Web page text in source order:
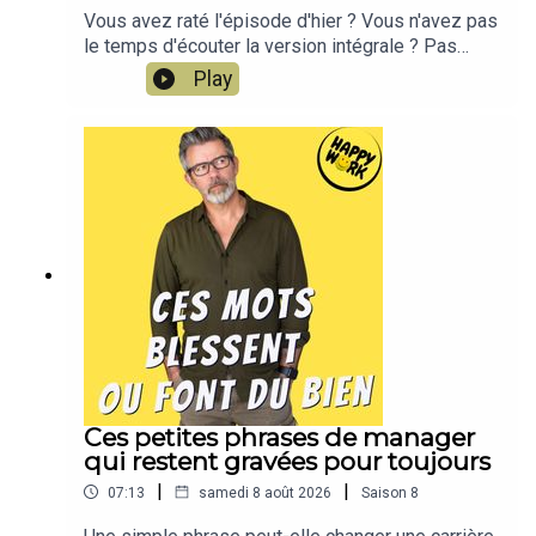
Vous avez raté l'épisode d'hier ? Vous n'avez pas
le temps d'écouter la version intégrale ? Pas
d'inquiétude, Happy Work LE RÉSUMÉ est là !!!En
moins de 2 minutes, l'épisode d'hier est résumé
!!!!NOUVEAU : retrouvez moi sur WhatsApp sur la
chaîne Happy Work... pas de spam, c'est gratuit et
il n'y a que du feelgood !!! :
https://whatsapp.com/channel/0029VbBSSbM6B
IEm0yskHH2gEt pour retrouver tous mes
contenus, tests, articles, vidéos : cliquez ici
Play
Ces petites phrases de manager
qui restent gravées pour toujours
07:13 | samedi 8 août 2026 | Saison 8